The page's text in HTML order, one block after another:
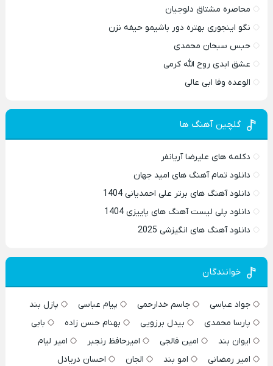
محاصره مشتاق دلوجیان
نگو اینجوری بهتره دور باشیمو حیفه نزن
حبس سبحان محمدی
عشق ابدی روح الله کرمی
الوعده وفا ابی عالی
گلچین آهنگ ها
دکلمه های علیرضا آریانفر
دانلود تمام آهنگ های امید جهان
دانلود آهنگ های برتر علی احمدیانی 1404
دانلود پلی لیست آهنگ های پاییزی 1404
دانلود آهنگ های انگیزشی 2025
خوانندگان
جواد عباسی جاسم خدارحمی پیام عباسی
پازل بند
پارسا محمدی
بیدل برزویی بهنام حسن زاده
بابی
ایوان بند
امین فالجی امیرحافظ رنجبر
امیر لیام
امیر رمضانی
امو بند الجان
احسان دریادل